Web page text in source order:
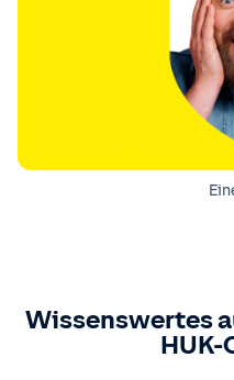
Wissenswertes
HUK-